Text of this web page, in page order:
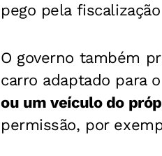
pego pela
O governo também
carro adaptado para
ou um veículo do
permissão, por